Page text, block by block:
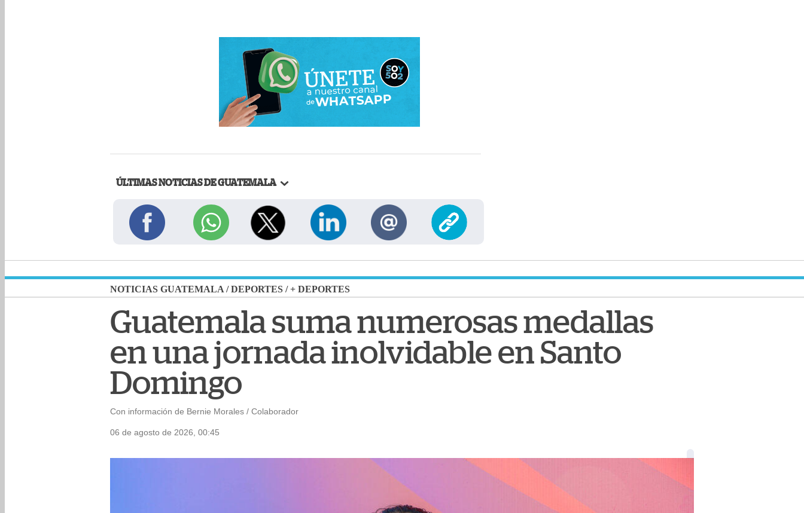
ÚLTIMAS NOTICIAS DE GUATEMALA
NOTICIAS GUATEMALA /DEPORTES /+ DEPORTES
Guatemala suma numerosas medallas
en una jornada inolvidable en Santo
Domingo
Con información de Bernie Morales / Colaborador
06 de agosto de 2026, 00:45